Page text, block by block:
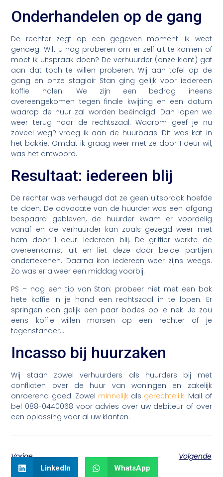
Onderhandelen op de gang
De rechter zegt op een gegeven moment: ik weet
genoeg. Wilt u nog proberen om er zelf uit te komen of
moet ik uitspraak doen? De verhuurder (onze klant) gaf
aan dat toch te willen proberen. Wij aan tafel op de
gang en onze stagiair Stan ging gelijk voor iedereen
koffie halen. We zijn een bedrag ineens
overeengekomen tegen finale kwijting en een datum
waarop de huur zal worden beëindigd. Dan lopen we
weer terug naar de rechtszaal. Waarom geef je nu
zoveel weg? vroeg ik aan de huurbaas. Dit was kat in
het bakkie. Omdat ik graag weer met ze door 1 deur wil,
was het antwoord.
Resultaat: iedereen blij
De rechter was verheugd dat ze geen uitspraak hoefde
te doen. De advocate van de huurder was een afgang
bespaard gebleven, de huurder kwam er voordelig
vanaf en de verhuurder kan zoals gezegd weer met
hem door 1 deur. Iedereen blij. De griffier werkte de
overeenkomst uit en liet deze door beide partijen
ondertekenen. Daarna kon iedereen weer zijns weegs.
Zo was er alweer een middag voorbij.
PS – nog een tip van Stan: probeer niet met een bak
hete koffie in je hand een rechtszaal in te lopen. Er
springen dan gelijk een paar bodes op je nek. Je zou
eens koffie willen morsen op een rechter of je
tegenstander….
Incasso bij huurzaken
Wij staan zowel verhuurders als huurders bij met
conflicten over de huur van woningen en zakelijk
onroerend goed. Zowel minnelijkals gerechtelijk. Mail of
bel 088-0440068 voor advies over uw debiteur of over
een oplossing voor al uw klanten.
Vorige Volgende
LinkedIn WhatsApp